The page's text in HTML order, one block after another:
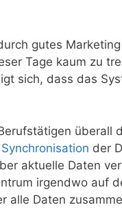
gutes
Tage kaum zu
sich, dass das
überall
Synchronisation der
aktuelle Daten
irgendwo auf
alle Daten